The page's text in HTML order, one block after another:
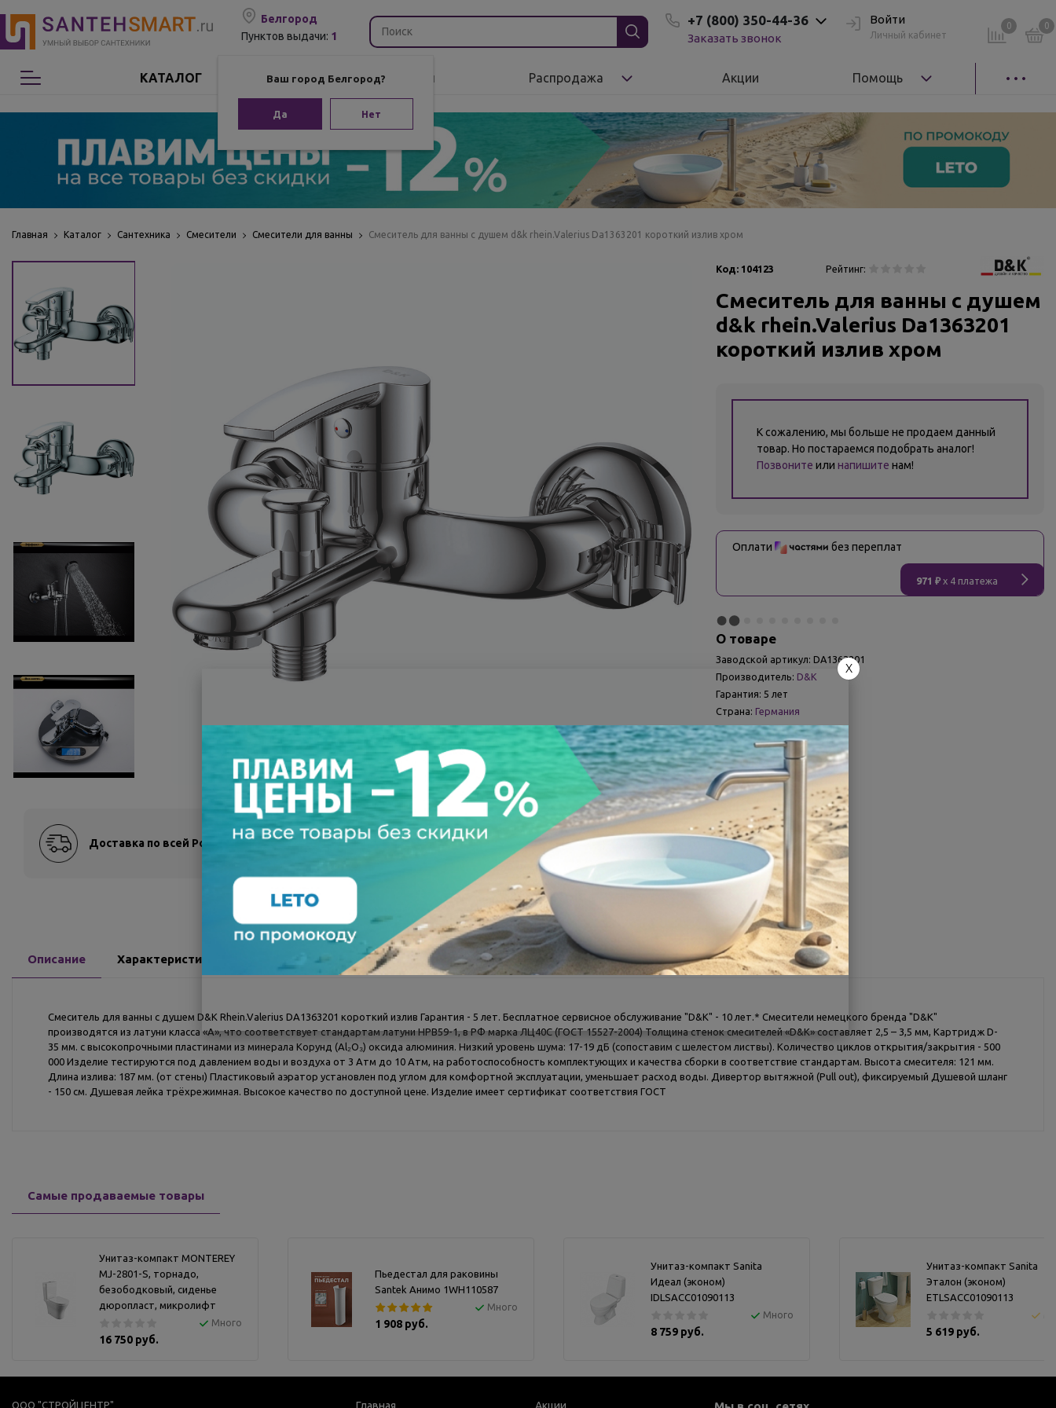
Белгород
Пунктов выдачи: 1
Ваш город Белгород?
Да Нет
+7 (800) 350-44-36
Заказать звонок
Войти
Личный кабинет
0 0
КАТАЛОГ
Сантехника
Мебель для ванной
Аксессуары для ванной
Комплектующие
Бренды Распродажа Акции Помощь
Главная Каталог Сантехника Смесители Смесители для ванны Смеситель для ванны с душем d&k rhein.Valerius Da1363201 короткий излив хром
Доставка по всей России Оплата после осмотра Всегда низкие цены
Код: 104123 Рейтинг:
Смеситель для ванны с душем
d&k rhein.Valerius Da1363201
короткий излив хром
К сожалению, мы больше не продаем данный
товар. Но постараемся подобрать аналог!
Позвоните или напишите нам!
Оплати без переплат
971 ₽x 4 платежа
О товаре
Заводской артикул: DA1363201
Производитель: D&K
Гарантия: 5 лет
Страна: Германия
Другие характеристики
Поделиться
Описание Характеристики Отзывы
Смеситель для ванны с душем D&K Rhein.Valerius DA1363201 короткий излив Гарантия - 5 лет. Бесплатное сервисное обслуживание "D&K" - 10 лет.* Смесители немецкого бренда "D&K"
производятся из латуни класса «А», что соответствует стандартам латуни HPB59-1, в РФ марка ЛЦ40С (ГОСТ 15527-2004) Толщина стенок смесителей «D&K» составляет 2,5 – 3,5 мм, Картридж D-
35 мм. с высокопрочными пластинами из минерала Корунд (Al₂O₃) оксида алюминия. Низкий уровень шума: 17-19 дБ (сопоставим с шелестом листвы). Количество циклов открытия/закрытия - 500
000 Изделие тестируются под давлением воды и воздуха от 3 Атм до 10 Атм, на работоспособность комплектующих и качества сборки в соответствие стандартам. Высота смесителя: 121 мм.
Длина излива: 187 мм. (от стены) Пластиковый аэратор установлен под углом для комфортной эксплуатации, уменьшает расход воды. Дивертор вытяжной (Pull out), фиксируемый Душевой шланг
- 150 см. Душевая лейка трёхрежимная. Высокое качество по доступной цене. Изделие имеет сертификат соответствия ГОСТ
Самые продаваемые товары
Унитаз-компакт MONTEREY
MJ-2801-S, торнадо,
безободковый, сиденье
дюропласт, микролифт
Много
16 750 руб.
Пьедестал для раковины
Santek Анимо 1WH110587
Много
1 908 руб.
Унитаз-компакт Sanita
Идеал (эконом)
IDLSACC01090113
Много
8 759 руб.
Унитаз-компакт Sanita
Эталон (эконом)
ETLSACC01090113
5 619 руб.
ООО "СТРОЙЦЕНТР"
X